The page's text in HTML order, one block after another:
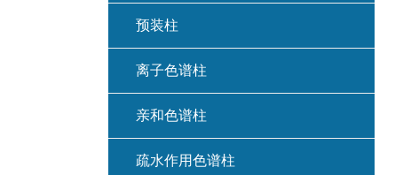
预装柱
离子色谱柱
亲和色谱柱
疏水作用色谱柱